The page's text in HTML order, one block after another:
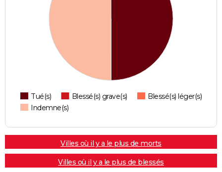
Tué(s) Blessé(s) grave(s)
Blessé(s) léger(s)
Indemne(s)
Villes où il y a le plus de morts
Villes où il y a le plus de blessés